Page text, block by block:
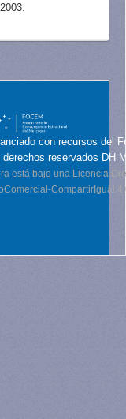
con recursos del
reservados DH
está bajo una Licencia
CompartirIgual